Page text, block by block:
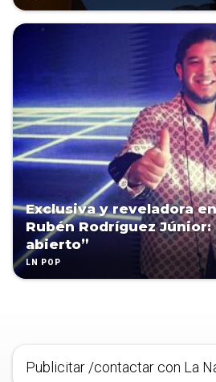
Exclusiva y reveladora
Rubén Rodríguez
abierto”
LN POP
Publicitar /contactar con La